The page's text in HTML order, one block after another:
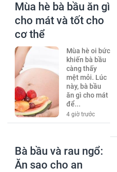
Mùa hè bà bầu ăn gì
cho mát và tốt cho
cơ thể
Mùa hè oi bức
khiến bà bầu
càng thấy
mệt mỏi. Lúc
này, bà bầu
ăn gì cho mát
để...
4 giờ trước
Bà bầu và rau ngổ:
Ăn sao cho an